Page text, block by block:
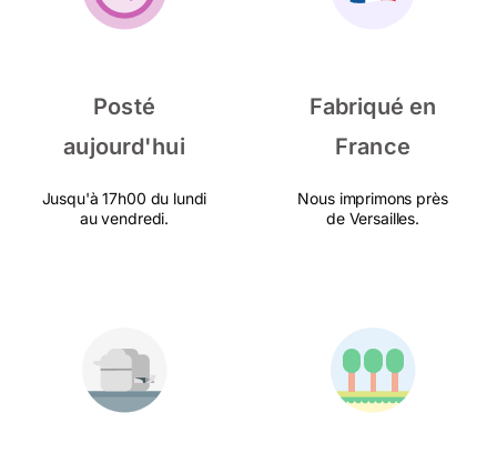
Posté
aujourd'hui
Jusqu'à 17h00 du lundi
au vendredi.
Fabriqué en
France
Nous imprimons près
de Versailles.